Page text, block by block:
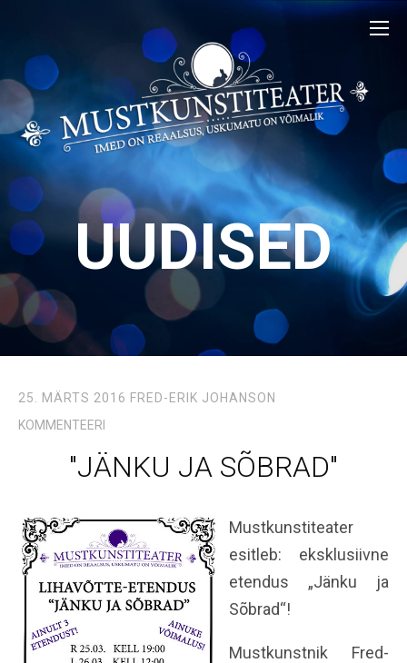
UUDISED
25. MÄRTS 2016 FRED-ERIK JOHANSON
KOMMENTEERI
"JÄNKU JA SÕBRAD"
Mustkunstiteater
esitleb: eksklusiivne
etendus „Jänku ja
Sõbrad“!
Mustkunstnik Fred-